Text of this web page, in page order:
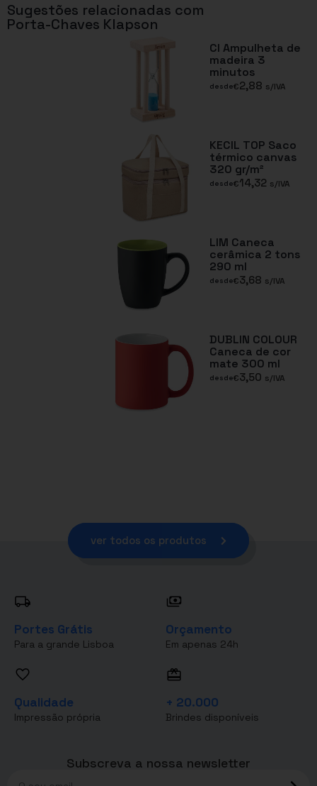
Sugestões relacionadas com
Porta-Chaves Klapson
CI Ampulheta de
madeira 3
minutos
desde€2,88 s/IVA
KECIL TOP Saco
térmico canvas
320 gr/m²
desde€14,32 s/IVA
LIM Caneca
cerâmica 2 tons
290 ml
desde€3,68 s/IVA
DUBLIN COLOUR
Caneca de cor
mate 300 ml
desde€3,50 s/IVA
ver todos os produtos
Portes Grátis
Para a grande Lisboa
Orçamento
Em apenas 24h
Qualidade
Impressão própria
+ 20.000
Brindes disponíveis
Subscreva a nossa newsletter